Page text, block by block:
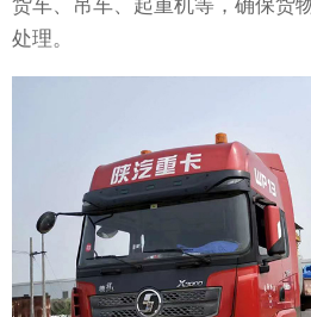
货车、吊车、起重机等，确保货
处理。